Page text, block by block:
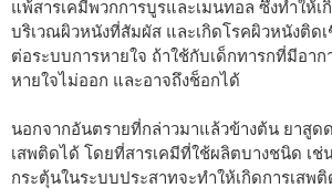
แพ้สารเคมีพวกการบูรและเมนทอล ซึ่งทำให้
บริเวณผิวหนังที่สัมผัส และเกิดโรคผิวหนังติด
ต่อระบบการหายใจ ถ้าใช้กับเด็กทารกที่มีอาก
หายใจไม่ออก และอาจถึงช็อกได้
นอกจากอันตรายที่กล่าวมาแล้วข้างต้น ยาสูด
เสพติดได้ โดยที่สารเคมีที่ใช้ผลิตบางชนิด เช่
กระตุ้นในระบบประสาทจะทำให้เกิดการเสพ